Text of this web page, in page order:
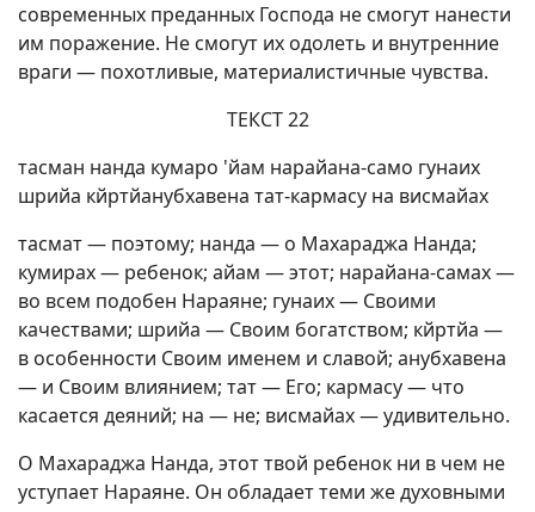
современных преданных Господа не смогут нанести
им поражение. Не смогут их одолеть и внутренние
враги — похотливые, материалистичные чувства.
ТЕКСТ 22
тасман нанда кумаро 'йам нарайана-само гунаих
шрийа кйртйанубхавена тат-кармасу на висмайах
тасмат — поэтому; нанда — о Махараджа Нанда;
кумирах — ребенок; айам — этот; нарайана-самах —
во всем подобен Нараяне; гунаих — Своими
качествами; шрийа — Своим богатством; кйртйа —
в особенности Своим именем и славой; анубхавена
— и Своим влиянием; тат — Его; кармасу — что
касается деяний; на — не; висмайах — удивительно.
О Махараджа Нанда, этот твой ребенок ни в чем не
уступает Нараяне. Он обладает теми же духовными